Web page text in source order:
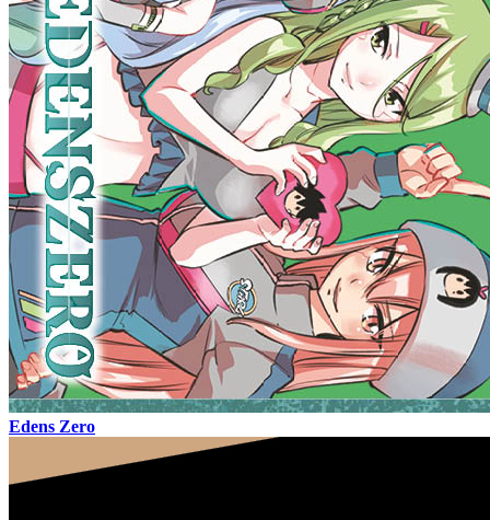
Edens Zero